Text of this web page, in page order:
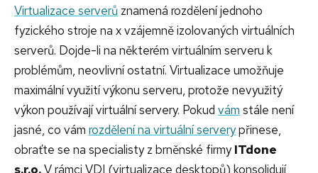
Virtualizace serverů znamená rozdělení jednoho
fyzického stroje na x vzájemně izolovaných virtuálních
serverů. Dojde-li na některém virtuálním serveru k
problémům, neovlivní ostatní. Virtualizace umožňuje
maximální využití výkonu serveru, protože nevyužitý
výkon používají virtuální servery. Pokud vám stále není
jasné, co vám rozdělení na virtuální serverypřinese,
obraťte se na specialisty z brněnské firmyITdone
s.r.o.V rámci VDI (virtualizace desktopů) konsolidují